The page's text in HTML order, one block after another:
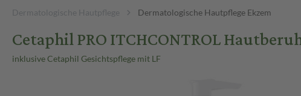
Dermatologische Hautpflege Dermatologische Hautpflege Ekzem
Cetaphil PRO ITCHCONTROL
inklusive Cetaphil Gesichtspflege mit LF